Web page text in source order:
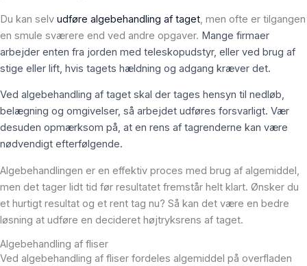
Du kan selv udføre algebehandling af taget, men ofte er tilgangen
en smule sværere end ved andre opgaver. Mange firmaer
arbejder enten fra jorden med teleskopudstyr, eller ved brug af
stige eller lift, hvis tagets hældning og adgang kræver det.
Ved algebehandling af taget skal der tages hensyn til nedløb,
belægning og omgivelser, så arbejdet udføres forsvarligt. Vær
desuden opmærksom på, at en rens af tagrenderne kan være
nødvendigt efterfølgende.
Algebehandlingen er en effektiv proces med brug af algemiddel,
men det tager lidt tid før resultatet fremstår helt klart. Ønsker du
et hurtigt resultat og et rent tag nu? Så kan det være en bedre
løsning at udføre en decideret højtryksrens af taget.
Algebehandling af fliser
Ved algebehandling af fliser fordeles algemiddel på overfladen